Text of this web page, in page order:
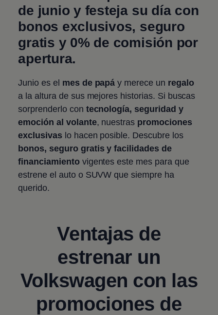
de junio y festeja su día con
bonos exclusivos, seguro
gratis y 0% de comisión por
apertura.
Junio es el mes de papá y merece un regalo
a la altura de sus mejores historias. Si buscas
sorprenderlo con tecnología, seguridad y
emoción al volante, nuestras promociones
exclusivas lo hacen posible. Descubre los
bonos, seguro gratis y facilidades de
financiamientovigentes este mes para que
estrene el auto o SUVW que siempre ha
querido.
Ventajas de
estrenar un
Volkswagen con las
promociones de